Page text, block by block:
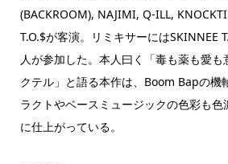
(BACKROOM), NAJIMI, Q-ILL,
T.O.$が客演。リミキサーにはSKINNEE
人が参加した。本人曰く「毒も薬も愛も
クテル」と語る本作は、Boom Bapの機
ラクトやベースミュージックの色彩も
に仕上がっている。